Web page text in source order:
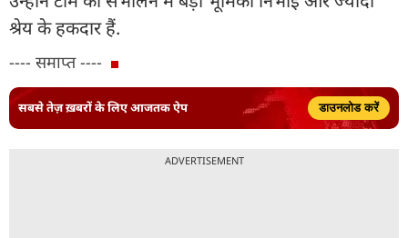
श्रेय के हकदार हैं.
---- समाप्त ----
सबसे तेज़ ख़बरों के लिए आजतक ऐप डाउनलोड करें
ADVERTISEMENT